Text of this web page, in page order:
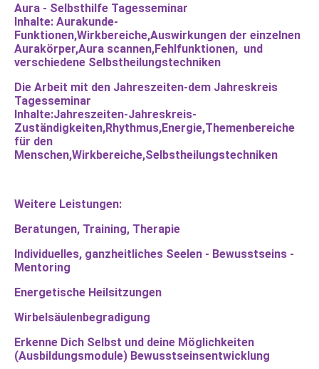
Aura - Selbsthilfe Tagesseminar
Inhalte: Aurakunde-
Funktionen,Wirkbereiche,Auswirkungen der einzelnen
Aurakörper,Aura scannen,Fehlfunktionen, und
verschiedene Selbstheilungstechniken
Die Arbeit mit den Jahreszeiten-dem Jahreskreis
Tagesseminar
Inhalte:Jahreszeiten-Jahreskreis-
Zuständigkeiten,Rhythmus,Energie,Themenbereiche
für den
Menschen,Wirkbereiche,Selbstheilungstechniken
Weitere Leistungen:
Beratungen, Training, Therapie
Individuelles, ganzheitliches Seelen - Bewusstseins -
Mentoring
Energetische Heilsitzungen
Wirbelsäulenbegradigung
Erkenne Dich Selbst und deine Möglichkeiten
(Ausbildungsmodule) Bewusstseinsentwicklung